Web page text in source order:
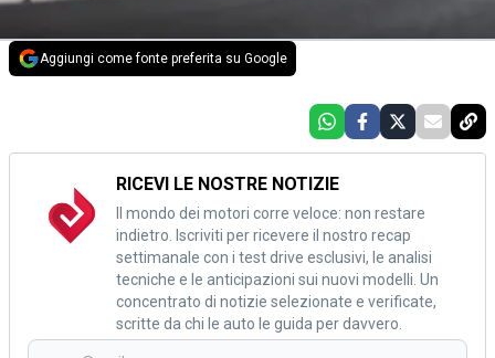
Aggiungi come fonte preferita su Google
RICEVI LE NOSTRE NOTIZIE
Il mondo dei motori corre veloce: non restare
indietro. Iscriviti per ricevere il nostro recap
settimanale con i test drive esclusivi, le analisi
tecniche e le anticipazioni sui nuovi modelli. Un
concentrato di notizie selezionate e verificate,
scritte da chi le auto le guida per davvero.